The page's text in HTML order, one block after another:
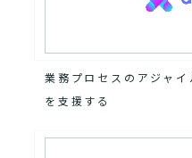
業務プロセスのアジャ
を支援する